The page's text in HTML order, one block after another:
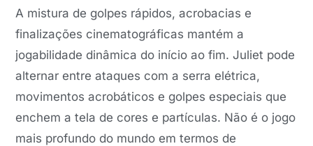
A mistura de golpes rápidos, acrobacias e
finalizações cinematográficas mantém a
jogabilidade dinâmica do início ao fim. Juliet pode
alternar entre ataques com a serra elétrica,
movimentos acrobáticos e golpes especiais que
enchem a tela de cores e partículas. Não é o jogo
mais profundo do mundo em termos de